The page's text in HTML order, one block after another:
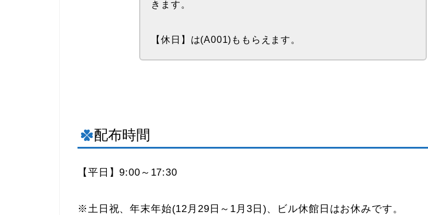
きます。
【休日】は(A001)ももらえます。
配布時間
【平日】9:00～17:30
※土日祝、年末年始(12月29日～1月3日)、ビル休館日はお休みです。